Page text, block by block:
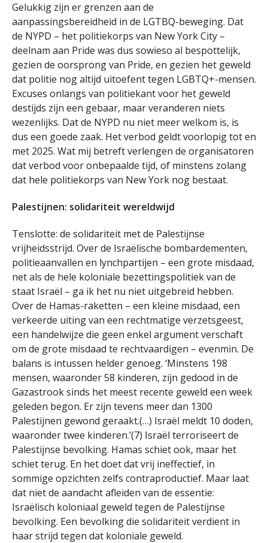
Gelukkig zijn er grenzen aan de
aanpassingsbereidheid in de LGTBQ-beweging. Dat
de NYPD – het politiekorps van New York City –
deelnam aan Pride was dus sowieso al bespottelijk,
gezien de oorsprong van Pride, en gezien het geweld
dat politie nog altijd uitoefent tegen LGBTQ+-mensen.
Excuses onlangs van politiekant voor het geweld
destijds zijn een gebaar, maar veranderen niets
wezenlijks. Dat de NYPD nu niet meer welkom is, is
dus een goede zaak. Het verbod geldt voorlopig tot en
met 2025. Wat mij betreft verlengen de organisatoren
dat verbod voor onbepaalde tijd, of minstens zolang
dat hele politiekorps van New York nog bestaat.
Palestijnen: solidariteit wereldwijd
Tenslotte: de solidariteit met de Palestijnse
vrijheidsstrijd. Over de Israëlische bombardementen,
politieaanvallen en lynchpartijen – een grote misdaad,
net als de hele koloniale bezettingspolitiek van de
staat Israël – ga ik het nu niet uitgebreid hebben.
Over de Hamas-raketten – een kleine misdaad, een
verkeerde uiting van een rechtmatige verzetsgeest,
een handelwijze die geen enkel argument verschaft
om de grote misdaad te rechtvaardigen – evenmin. De
balans is intussen helder genoeg. ‘Minstens 198
mensen, waaronder 58 kinderen, zijn gedood in de
Gazastrook sinds het meest recente geweld een week
geleden begon. Er zijn tevens meer dan 1300
Palestijnen gewond geraakt.(…) Israël meldt 10 doden,
waaronder twee kinderen.’(7) Israël terroriseert de
Palestijnse bevolking. Hamas schiet ook, maar het
schiet terug. En het doet dat vrij ineffectief, in
sommige opzichten zelfs contraproductief. Maar laat
dat niet de aandacht afleiden van de essentie:
Israëlisch koloniaal geweld tegen de Palestijnse
bevolking. Een bevolking die solidariteit verdient in
haar strijd tegen dat koloniale geweld.